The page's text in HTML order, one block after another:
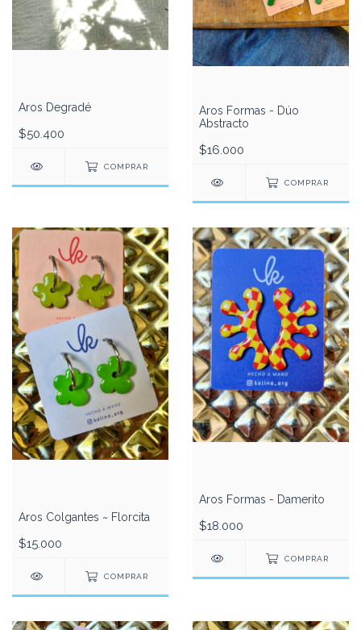
Aros Degradé
$50.400
COMPRAR
Aros Formas - Dúo
Abstracto
$16.000
COMPRAR
Aros Colgantes ~ Florcita
$15.000
COMPRAR
Aros Formas - Damerito
$18.000
COMPRAR